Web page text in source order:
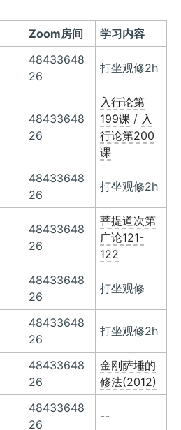
Zoom房间
学习内容
48433648
26
打坐观修2h
48433648
26
入行论第
199课 / 入
行论第200
课
48433648
26
打坐观修2h
48433648
26
菩提道次第
广论121-
122
48433648
26
打坐观修
48433648
26
打坐观修2h
48433648
26
金刚萨埵的
修法(2012)
48433648
26
--